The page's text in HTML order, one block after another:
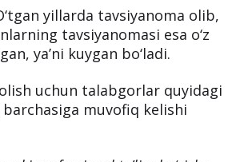
yillarda tavsiyanoma olib,
tavsiyanomasi esa o‘z
yaʼni kuygan bo‘ladi.
uchun talabgorlar quyidagi
muvofiq kelishi